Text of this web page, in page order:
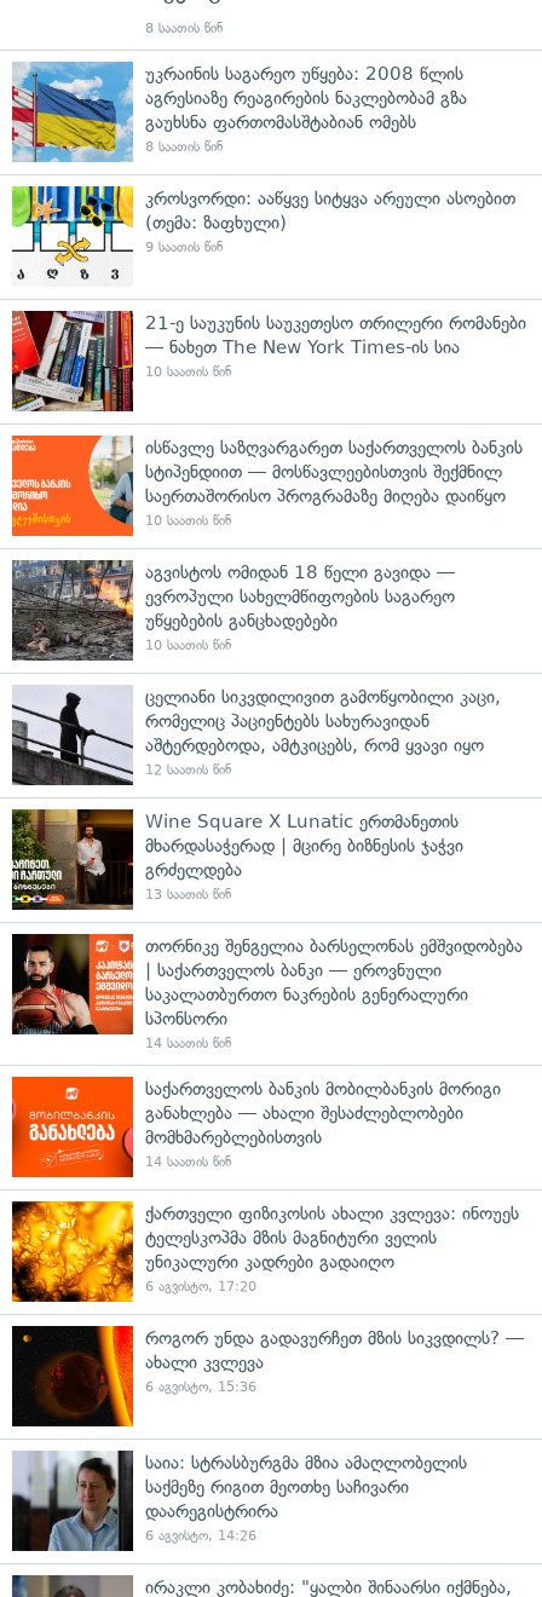
8 საათის წინ
უკრაინის საგარეო უწყება: 2008 წლის
აგრესიაზე რეაგირების ნაკლებობამ გზა
გაუხსნა ფართომასშტაბიან ომებს
8 საათის წინ
კროსვორდი: ააწყვე სიტყვა არეული ასოებით
(თემა: ზაფხული)
9 საათის წინ
21-ე საუკუნის საუკეთესო თრილერი რომანები
— ნახეთ The New York Times-ის სია
10 საათის წინ
ისწავლე საზღვარგარეთ საქართველოს ბანკის
სტიპენდიით — მოსწავლეებისთვის შექმნილ
საერთაშორისო პროგრამაზე მიღება დაიწყო
10 საათის წინ
აგვისტოს ომიდან 18 წელი გავიდა —
ევროპული სახელმწიფოების საგარეო
უწყებების განცხადებები
10 საათის წინ
ცელიანი სიკვდილივით გამოწყობილი კაცი,
რომელიც პაციენტებს სახურავიდან
აშტერდებოდა, ამტკიცებს, რომ ყვავი იყო
12 საათის წინ
Wine Square X Lunatic ერთმანეთის
მხარდასაჭერად | მცირე ბიზნესის ჯაჭვი
გრძელდება
13 საათის წინ
თორნიკე შენგელია ბარსელონას ემშვიდობება
| საქართველოს ბანკი — ეროვნული
საკალათბურთო ნაკრების გენერალური
სპონსორი
14 საათის წინ
საქართველოს ბანკის მობილბანკის მორიგი
განახლება — ახალი შესაძლებლობები
მომხმარებლებისთვის
14 საათის წინ
ქართველი ფიზიკოსის ახალი კვლევა: ინოუეს
ტელესკოპმა მზის მაგნიტური ველის
უნიკალური კადრები გადაიღო
6 აგვისტო, 17:20
როგორ უნდა გადავურჩეთ მზის სიკვდილს? —
ახალი კვლევა
6 აგვისტო, 15:36
საია: სტრასბურგმა მზია ამაღლობელის
საქმეზე რიგით მეოთხე საჩივარი
დაარეგისტრირა
6 აგვისტო, 14:26
ირაკლი კობახიძე: "ყალბი შინაარსი იქმნება,